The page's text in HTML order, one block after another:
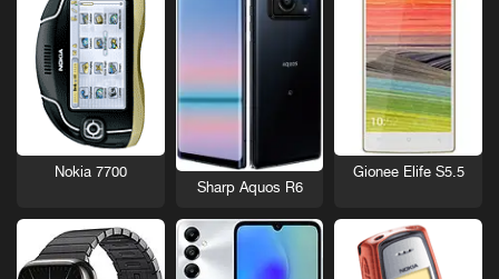
Gionee Elife S5.5
Sharp Aquos R6
Nokia 7700